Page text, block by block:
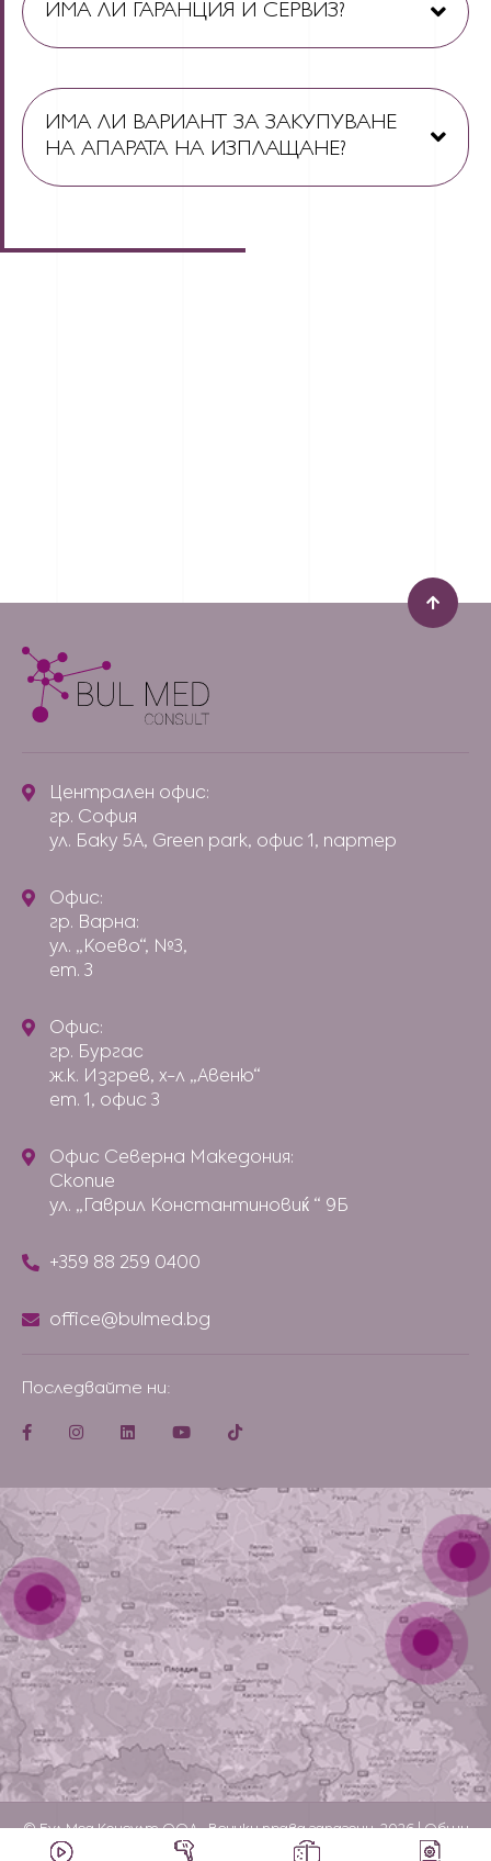
ИМА ЛИ ГАРАНЦИЯ И СЕРВИЗ?
ИМА ЛИ ВАРИАНТ ЗА ЗАКУПУВАНЕ
НА АПАРАТА НА ИЗПЛАЩАНЕ?
Централен офис:
гр. София
ул. Баку 5А, Green park, офис 1, партер
Офис:
гр. Варна:
ул. „Коево“, №3,
ет. 3
Офис:
гр. Бургас
ж.к. Изгрев, х-л „Авеню“
ет. 1, офис 3
Офис Северна Македония:
Скопие
ул. „Гаврил Константиновиќ “ 9Б
+359 88 259 0400
office@bulmed.bg
Последвайте ни:
© Бул Мед Консулт ООД . Всички права запазени, 2026 |Общи
условия и политика за поверителност